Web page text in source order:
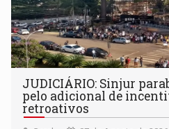
JUDICIÁRIO: Sinjur
pelo adicional de
retroativos